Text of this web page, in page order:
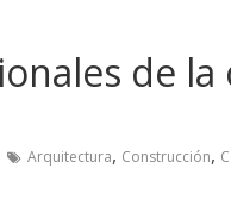
de
Arquitectura, Construcción,